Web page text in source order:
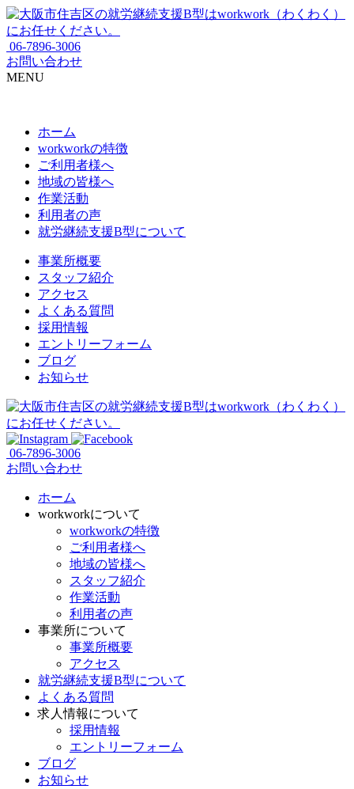
06-7896-3006
お問い合わせ
MENU
ホーム
workworkの特徴
ご利用者様へ
地域の皆様へ
作業活動
利用者の声
就労継続支援B型について
事業所概要
スタッフ紹介
アクセス
よくある質問
採用情報
エントリーフォーム
ブログ
お知らせ
06-7896-3006
お問い合わせ
ホーム
workworkについて
workworkの特徴
ご利用者様へ
地域の皆様へ
スタッフ紹介
作業活動
利用者の声
事業所について
事業所概要
アクセス
就労継続支援B型について
よくある質問
求人情報について
採用情報
エントリーフォーム
ブログ
お知らせ